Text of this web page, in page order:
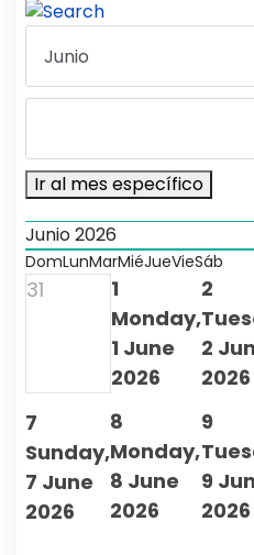
Ir al mes específico
Junio 2026
DomLunMarMiéJueVieSáb
31
1
Monday,
1 June
2026
2
2
2026
7
Sunday,
7 June
2026
8
Monday,
8 June
2026
9
9
2026